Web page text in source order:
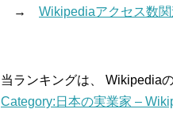
→ Wikipediaアクセス数
当ランキングは、 Wikipedia
Category:日本の実業家 –